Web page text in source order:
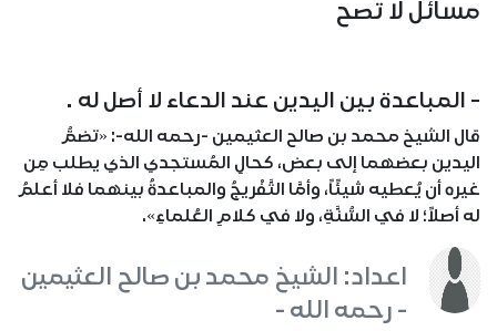
مسائل لا تصح
- المباعدة بين اليدين عند الدعاء لا أصل له .
قال الشيخ محمد بن صالح العثيمين -رحمه الله-: «تضمُّ
اليدين بعضهما إلى بعض، كحالِ المُستجدي الذي يطلب مِن
غيره أن يُعطيه شيئًاً، وأمَّا التَّفْريجُ والمباعدةُ بينهما فلا أعلمُ
له أصلاً؛ لا في السُّنَّةِ، ولا في كلامِ العُلماءِ».
اعداد: الشيخ محمد بن صالح العثيمين
- رحمه الله -